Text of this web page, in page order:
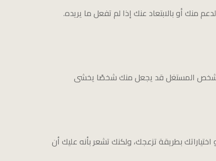
منك أو بالابتعاد عنك إذا لم تفعل ما يريده.
الشخص المستغل قد يجعل منك شخصًا يخشى
بطريقة تزعجك، ولكنك تشعر بأنه عليك أن